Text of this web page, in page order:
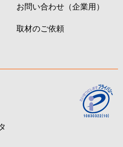
お問い合わせ（企業用）
取材のご依頼